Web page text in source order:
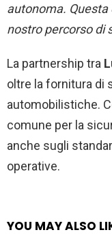
autonoma.
nostro percorso di
La partnership tra
oltre la fornitura di
automobilistiche.
comune per la
anche sugli
operative.
YOU MAY ALSO